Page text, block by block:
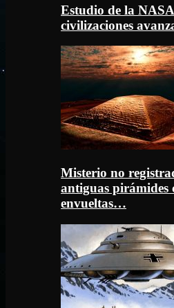
Estudio de la
civilizaciones
Misterio no
antiguas pirámides
envueltas…